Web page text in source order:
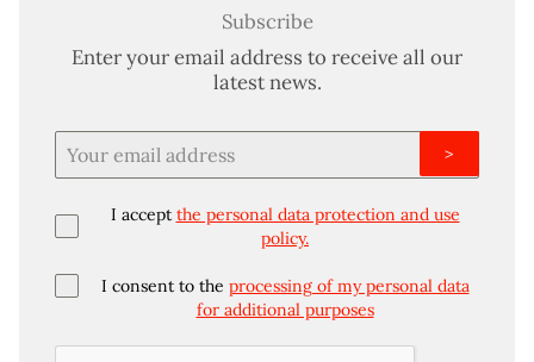
Subscribe
Enter your email address to receive all our
latest news.
I accept the personal data protection and use
policy.
I consent to the processing of my personal data
for additional purposes
>